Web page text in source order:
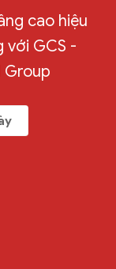
cao hiệu
với GCS -
Group